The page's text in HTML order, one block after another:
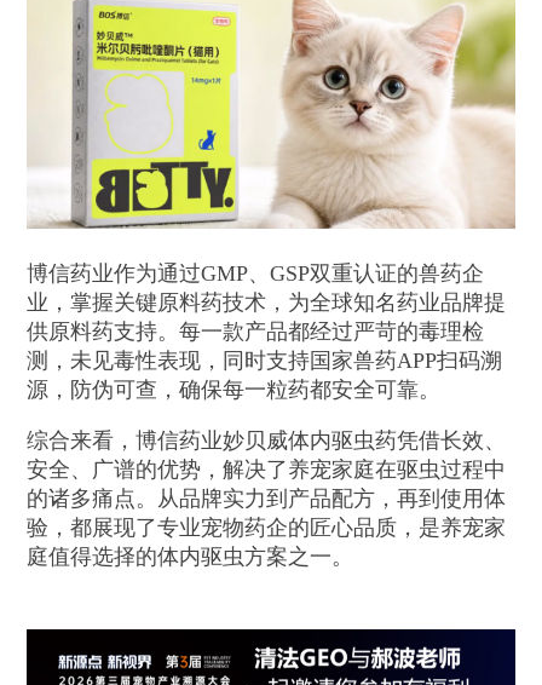
博信药业作为通过GMP、GSP双重认证的兽药企
业，掌握关键原料药技术，为全球知名药业品牌提
供原料药支持。每一款产品都经过严苛的毒理检
测，未见毒性表现，同时支持国家兽药APP扫码溯
源，防伪可查，确保每一粒药都安全可靠。
综合来看，博信药业妙贝威体内驱虫药凭借长效、
安全、广谱的优势，解决了养宠家庭在驱虫过程中
的诸多痛点。从品牌实力到产品配方，再到使用体
验，都展现了专业宠物药企的匠心品质，是养宠家
庭值得选择的体内驱虫方案之一。